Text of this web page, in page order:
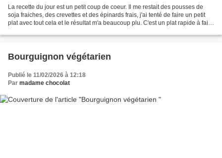
La recette du jour est un petit coup de coeur. Il me restait des pousses de
soja fraiches, des crevettes et des épinards frais, j'ai tenté de faire un petit
plat avec tout cela et le résultat m'a beaucoup plu. C'est un plat rapide à faire
Bourguignon végétarien
Publié le 11/02/2026 à 12:18
Par madame chocolat